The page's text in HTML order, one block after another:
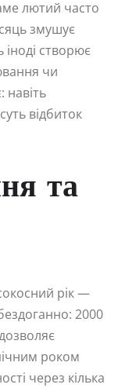
лютий часто
змушує
іноді створює
чи
навіть
відбиток
та
рік —
2000
роком
через кілька